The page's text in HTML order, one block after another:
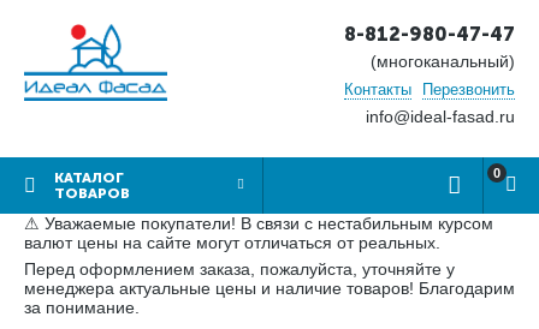
8-812-980-47-47
(многоканальный)
Контакты Перезвонить
info@ideal-fasad.ru
КАТАЛОГ
ТОВАРОВ
0
⚠ Уважаемые покупатели! В связи с нестабильным курсом
валют цены на сайте могут отличаться от реальных.
Перед оформлением заказа, пожалуйста, уточняйте у
менеджера актуальные цены и наличие товаров! Благодарим
за понимание.